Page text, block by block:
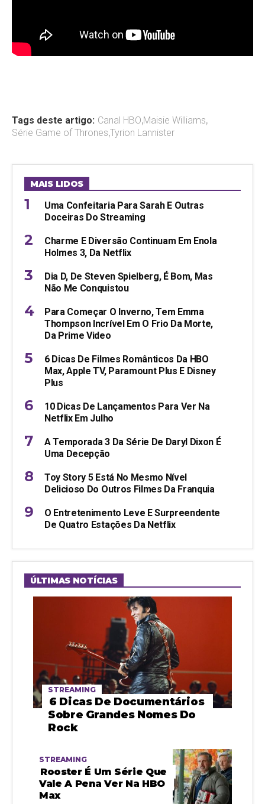
Tags deste artigo: Canal HBO,Maisie Williams,
Série Game of Thrones,Tyrion Lannister
MAIS LIDOS
Uma Confeitaria Para Sarah E Outras
Doceiras Do Streaming
Charme E Diversão Continuam Em Enola
Holmes 3, Da Netflix
Dia D, De Steven Spielberg, É Bom, Mas
Não Me Conquistou
Para Começar O Inverno, Tem Emma
Thompson Incrível Em O Frio Da Morte,
Da Prime Video
6 Dicas De Filmes Românticos Da HBO
Max, Apple TV, Paramount Plus E Disney
Plus
10 Dicas De Lançamentos Para Ver Na
Netflix Em Julho
A Temporada 3 Da Série De Daryl Dixon É
Uma Decepção
Toy Story 5 Está No Mesmo Nível
Delicioso Do Outros Filmes Da Franquia
O Entretenimento Leve E Surpreendente
De Quatro Estações Da Netflix
ÚLTIMAS NOTÍCIAS
STREAMING
6 Dicas De Documentários
Sobre Grandes Nomes Do
Rock
STREAMING
Rooster É Um Série Que
Vale A Pena Ver Na HBO
Max